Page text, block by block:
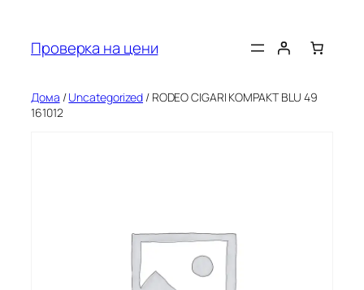
содржината
Проверка на цени
Дома /Uncategorized / RODEO CIGARI KOMPAKT BLU 49
161012